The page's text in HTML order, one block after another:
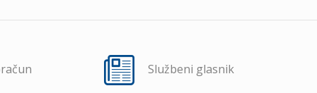
Službeni glasnik